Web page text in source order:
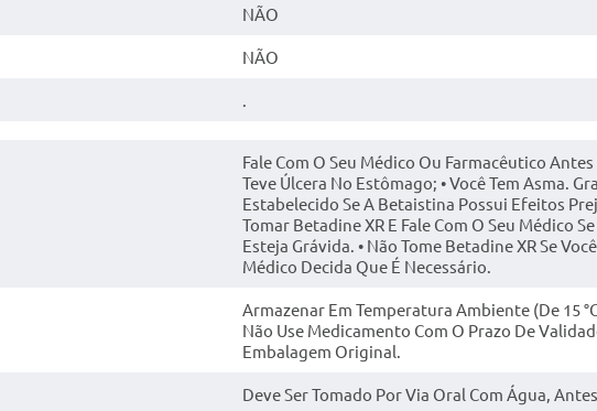
NÃO
NÃO
Fale Com O Seu Médico Ou Farmacêutico Antes
Teve Úlcera No Estômago; • Você Tem Asma.
Estabelecido Se A Betaistina Possui Efeitos
Tomar Betadine XR E Fale Com O Seu Médico
Esteja Grávida. • Não Tome Betadine XR Se
Médico Decida Que É Necessário.
Armazenar Em Temperatura Ambiente (de 15
Não Use Medicamento Com O Prazo De
Embalagem Original.
Deve Ser Tomado Por Via Oral Com Água,